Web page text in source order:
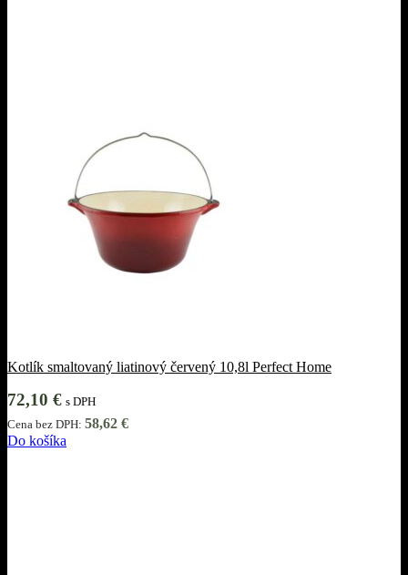
Kotlík smaltovaný liatinový červený 10,8l Perfect Home
72,10 € s DPH
Cena bez DPH: 58,62 €
Do košíka